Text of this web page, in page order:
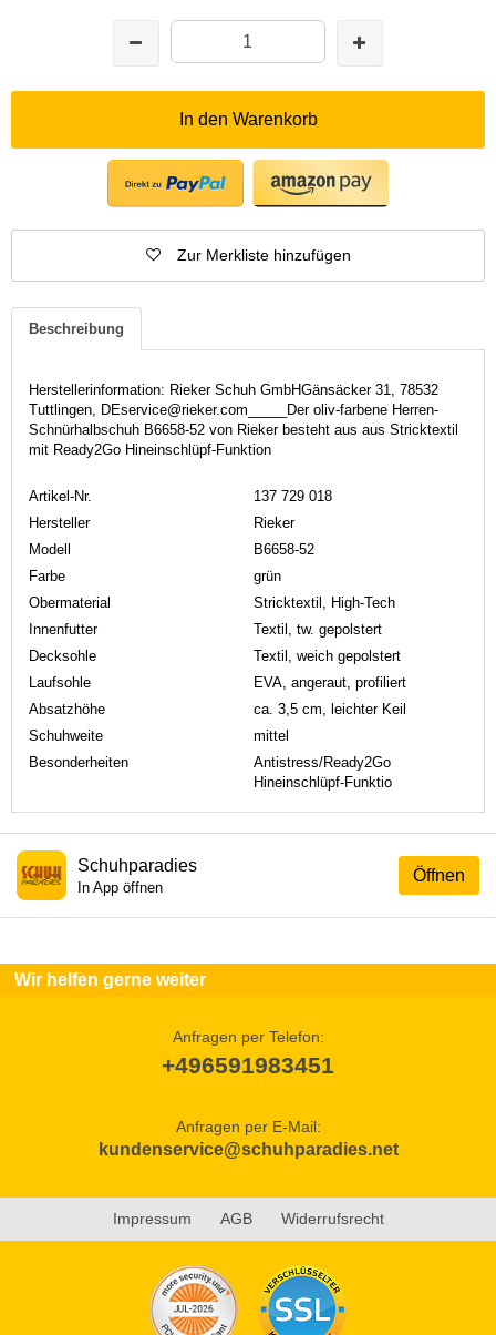
In den Warenkorb
Zur Merkliste hinzufügen
Beschreibung
Herstellerinformation: Rieker Schuh GmbHGänsäcker 31, 78532
Tuttlingen, DEservice@rieker.com_____Der oliv-farbene Herren-
Schnürhalbschuh B6658-52 von Rieker besteht aus aus Stricktextil
mit Ready2Go Hineinschlüpf-Funktion
Artikel-Nr.
137 729 018
Hersteller
Rieker
Modell
B6658-52
Farbe
grün
Obermaterial
Stricktextil, High-Tech
Innenfutter
Textil, tw. gepolstert
Decksohle
Textil, weich gepolstert
Laufsohle
EVA, angeraut, profiliert
Absatzhöhe
ca. 3,5 cm, leichter Keil
Schuhweite
mittel
Besonderheiten
Antistress/Ready2Go
Hineinschlüpf-Funktio
Öffnen
Schuhparadies
In App öffnen
Wir helfen gerne weiter
Anfragen per Telefon:
+496591983451
Anfragen per E-Mail:
kundenservice@schuhparadies.net
Impressum AGB Widerrufsrecht